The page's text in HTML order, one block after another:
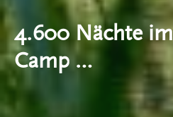
4.600 Nächte
Camp …